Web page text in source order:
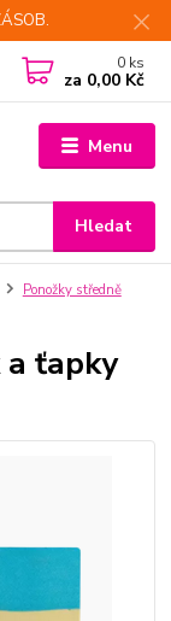
Menu
Hledat
0 ks
za 0,00 Kč
Ponožky středně
a ťapky